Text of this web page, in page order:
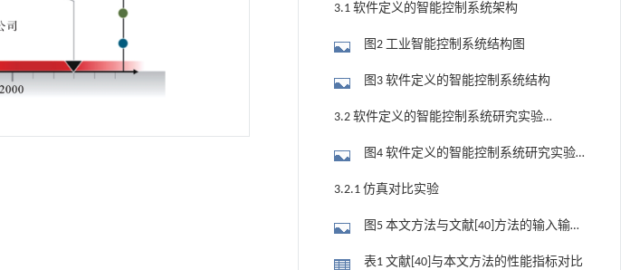
3.1 软件定义的智能控制系统架构
图2 工业智能控制系统结构图
图3 软件定义的智能控制系统结构
3.2 软件定义的智能控制系统研究实验
图4 软件定义的智能控制系统研究实验
3.2.1 仿真对比实验
图5 本文方法与文献[40]方法的输入输出
表1 文献[40]与本文方法的性能指标对比